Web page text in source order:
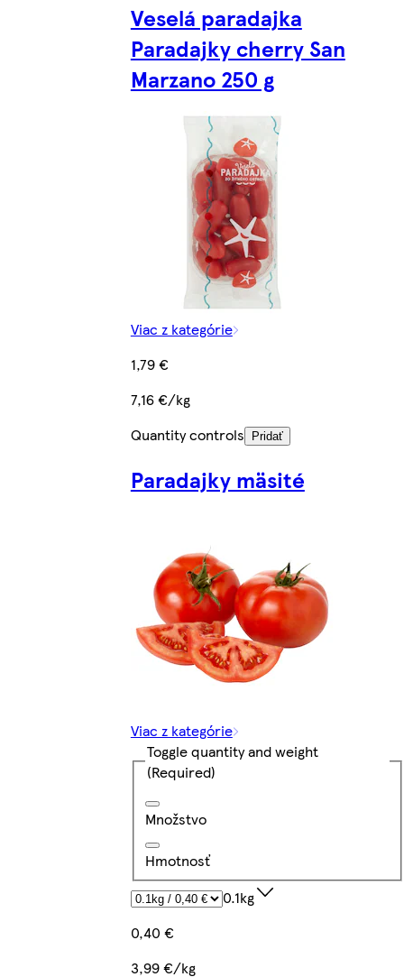
Veselá paradajka
Paradajky cherry San
Marzano 250 g
Viac z kategórie
1,79 €
7,16 €/kg
Quantity controls
Pridať
Paradajky mäsité
Viac z kategórie
Toggle quantity and weight
(Required)
Množstvo
Hmotnosť
0.1kg
0,40 €
3,99 €/kg